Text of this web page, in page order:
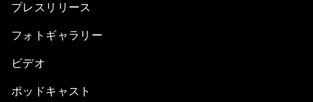
プレスリリース
フォトギャラリー
ビデオ
ポッドキャスト